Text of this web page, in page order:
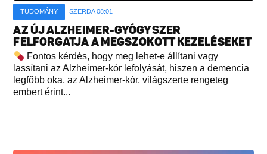
TUDOMÁNY SZERDA 08:01
AZ ÚJ ALZHEIMER-GYÓGYSZER
FELFORGATJA A MEGSZOKOTT KEZELÉSEKET
Fontos kérdés, hogy meg lehet-e állítani vagy
lassítani az Alzheimer-kór lefolyását, hiszen a demencia
legfőbb oka, az Alzheimer-kór, világszerte rengeteg
embert érint...